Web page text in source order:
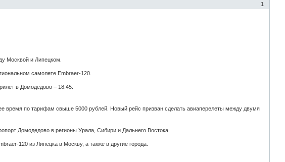
1
Москвой и Липецком.
самолете Embraer-120.
в Домодедово – 18:45.
время по тарифам свыше 5000 рублей. Новый рейс призван сделать авиаперелеты между двумя
Домодедово в регионы Урала, Сибири и Дальнего Востока.
120 из Липецка в Москву, а также в другие города.